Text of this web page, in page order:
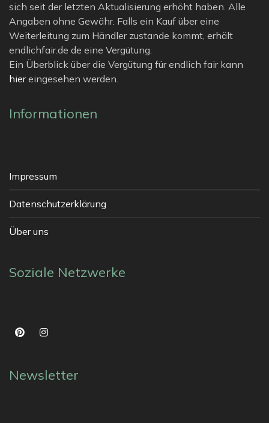
sich seit der letzten Aktualisierung erhöht haben. Alle
Angaben ohne Gewähr. Falls ein Kauf über eine
Weiterleitung zum Händler zustande kommt, erhält
endlichfair.de de eine Vergütung.
Ein Überblick über die Vergütung für endlich fair kann
hiereingesehen werden.
Informationen
Impressum
Datenschutzerklärung
Über uns
Soziale Netzwerke
Newsletter